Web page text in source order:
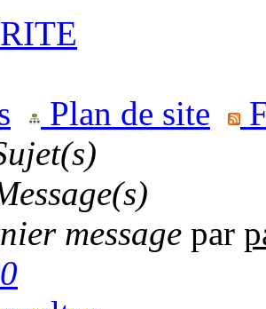
Plan de site
message par